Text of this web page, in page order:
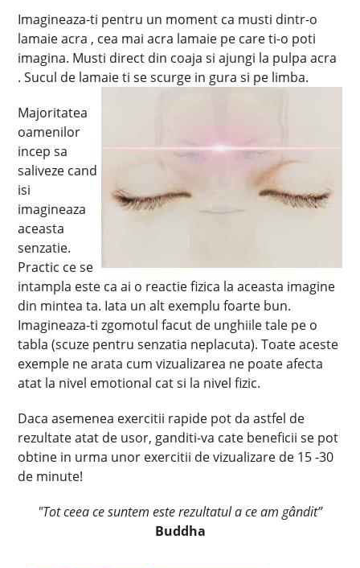
Imagineaza-ti pentru un moment ca musti dintr-o
lamaie acra , cea mai acra lamaie pe care ti-o poti
imagina. Musti direct din coaja si ajungi la pulpa acra
. Sucul de lamaie ti se scurge in gura si pe limba.
Majoritatea
oamenilor
incep sa
saliveze cand
isi
imagineaza
aceasta
senzatie.
Practic ce se
intampla este ca ai o reactie fizica la aceasta imagine
din mintea ta. Iata un alt exemplu foarte bun.
Imagineaza-ti zgomotul facut de unghiile tale pe o
tabla (scuze pentru senzatia neplacuta). Toate aceste
exemple ne arata cum vizualizarea ne poate afecta
atat la nivel emotional cat si la nivel fizic.
Daca asemenea exercitii rapide pot da astfel de
rezultate atat de usor, ganditi-va cate beneficii se pot
obtine in urma unor exercitii de vizualizare de 15 -30
de minute!
"Tot ceea ce suntem este rezultatul a ce am gândit”
Buddha